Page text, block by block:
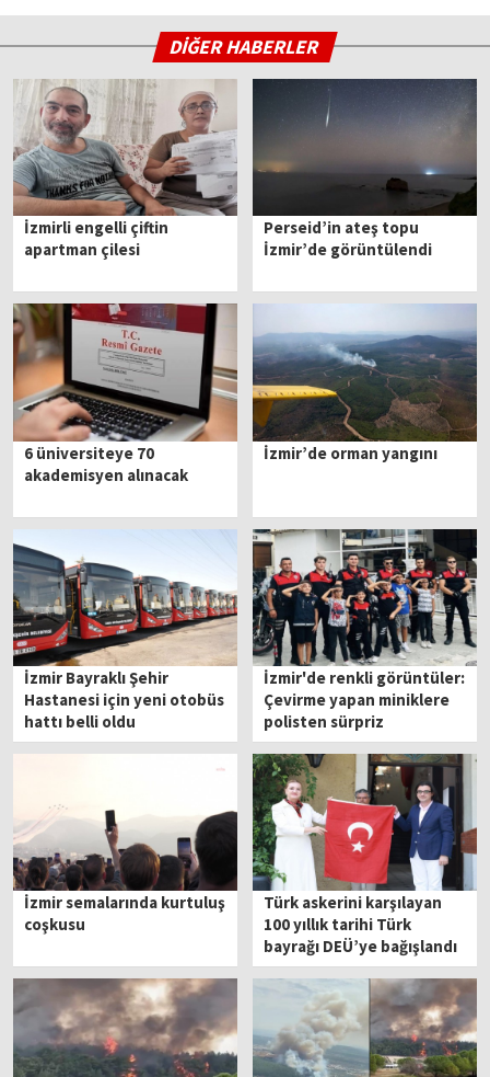
DİĞER HABERLER
İzmirli engelli çiftin
apartman çilesi
Perseid’in ateş topu
İzmir’de görüntülendi
6 üniversiteye 70
akademisyen alınacak
İzmir’de orman yangını
İzmir Bayraklı Şehir
Hastanesi için yeni otobüs
hattı belli oldu
İzmir'de renkli görüntüler:
Çevirme yapan miniklere
polisten sürpriz
İzmir semalarında kurtuluş
coşkusu
Türk askerini karşılayan
100 yıllık tarihi Türk
bayrağı DEÜ’ye bağışlandı